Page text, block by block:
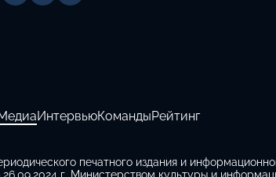
ИнтервьюКомандыРейтинг
печатного издания и
г. Министерством культуры и